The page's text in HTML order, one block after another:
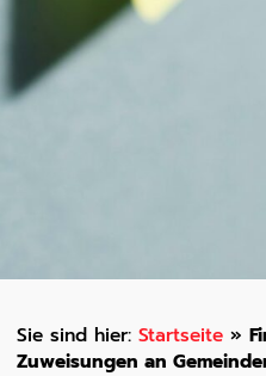
Startseite»
Zuweisungen an